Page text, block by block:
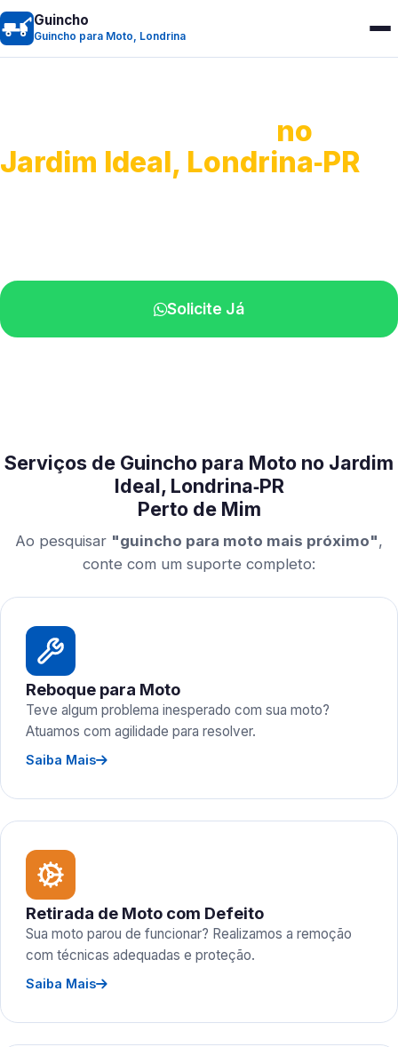
Guincho
Guincho para Moto, Londrina
no
Jardim Ideal, Londrina‑PR
Solicite Já
Serviços de Guincho para Moto no Jardim
Ideal, Londrina‑PR
Perto de Mim
Ao pesquisar "guincho para moto mais próximo",
conte com um suporte completo:
Reboque para Moto
Teve algum problema inesperado com sua moto?
Atuamos com agilidade para resolver.
Saiba Mais
Retirada de Moto com Defeito
Sua moto parou de funcionar? Realizamos a remoção
com técnicas adequadas e proteção.
Saiba Mais